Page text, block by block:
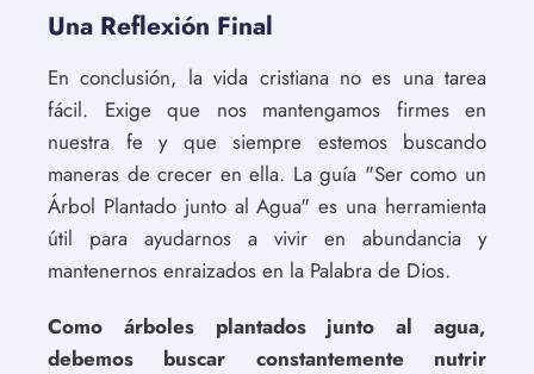
Una Reflexión Final
En conclusión, la vida cristiana no es una tarea
fácil. Exige que nos mantengamos firmes en
nuestra fe y que siempre estemos buscando
maneras de crecer en ella. La guía "Ser como un
Árbol Plantado junto al Agua" es una herramienta
útil para ayudarnos a vivir en abundancia y
mantenernos enraizados en la Palabra de Dios.
Como árboles plantados junto al agua,
debemos buscar constantemente nutrir